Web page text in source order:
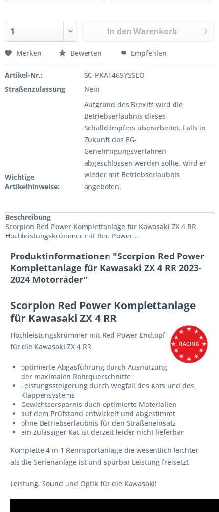
In den Warenkorb
Merken Bewerten Empfehlen
Artikel-Nr.:
SC-PKA146SYSSEO
Straßenzulassung:
Nein
Wichtige
Artikelhinweise:
Aufgrund des Brexits wird die
Betriebserlaubnis dieses
Schalldämpfers überarbeitet. Falls in
Zukunft das EG-
Genehmigungsverfahren
abgeschlossen werden sollte, wird er
wieder mit Betriebserlaubnis
angeboten.
Beschreibung
Scorpion Red Power Komplettanlage für Kawasaki ZX 4 RR
Hochleistungskrümmer mit Red Power...
Produktinformationen "Scorpion Red Power
Komplettanlage für Kawasaki ZX 4 RR 2023-
2024 Motorräder"
Scorpion Red Power Komplettanlage
für Kawasaki ZX 4 RR
Hochleistungskrümmer mit Red Power Endtopf
für die Kawasaki ZX 4 RR
optimierte Abgasführung durch Ausnutzung
der maximalen Rohrquerschnitte
Leistungssteigerung durch Wegfall des Kats und des
Klappensystems
Gewichtsersparnis duch optimierte Materialien
auf dem Prüfstand entwickelt und abgestimmt
ohne Betriebserlaubnis für den Straßeneinsatz
ein zulässiger Kat ist derzeit leider nicht lieferbar
Komplette 4 in 1 Rennsportanlage die wesentlich leichter
als die Serienanlage ist und spürbar Leistung freisetzt
Leistung, Sound und Optik für die Kawasaki!